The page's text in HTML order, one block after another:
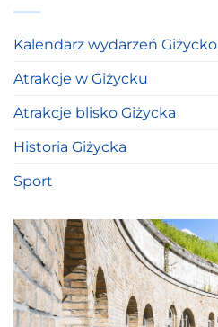
Kalendarz wydarzeń Giżycko
Atrakcje w Giżycku
Atrakcje blisko Giżycka
Historia Giżycka
Sport